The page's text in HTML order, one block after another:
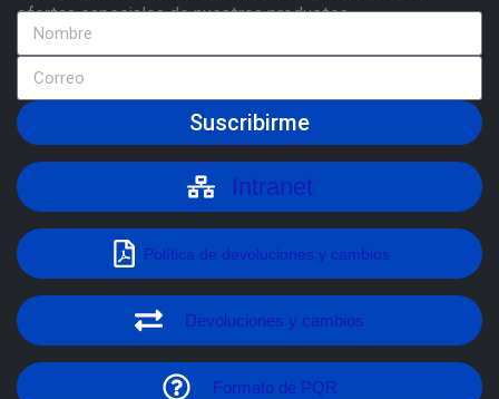
ofertas especiales de nuestros productos
Suscribirme
Intranet
Política de devoluciones y cambios
Devoluciones y cambios
Formato de PQR